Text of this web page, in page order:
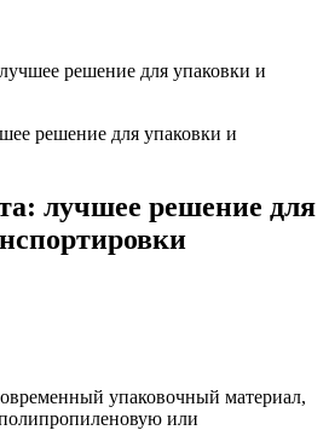
решение для упаковки и
лучшее решение для
упаковочный материал,
или